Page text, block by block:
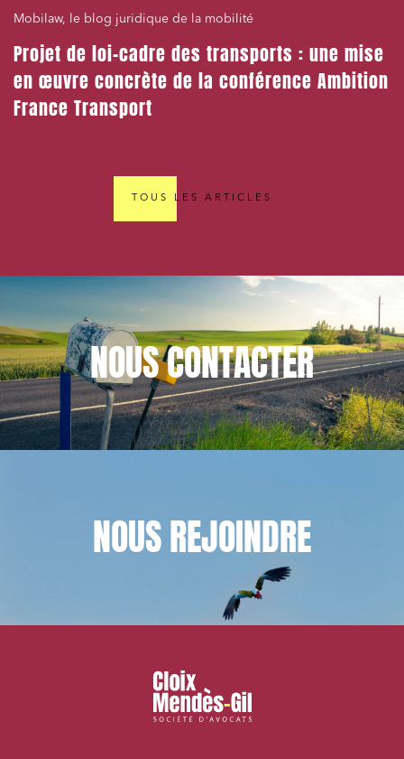
Mobilaw, le blog juridique de la mobilité
Projet de loi-cadre des transports : une mise
en œuvre concrète de la conférence Ambition
France Transport
TOUS LES ARTICLES
NOUSCONTACTER
NOUSREJOINDRE